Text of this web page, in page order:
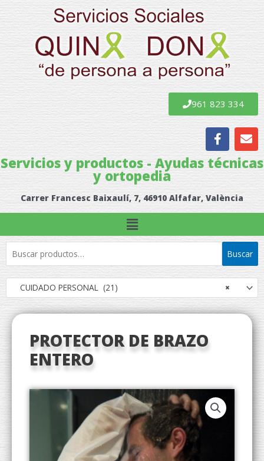
al
contenido
961 823 334
F
a
c
e
o
o
k
E
n
v
e
e
Servicios y productos - Ayudas técnicas
y ortopedia
Carrer Francesc Baixaulí, 7, 46910 Alfafar, València
Menú
por:
Buscar
×
CUIDADO PERSONAL (21)
PROTECTOR DE BRAZO
ENTERO